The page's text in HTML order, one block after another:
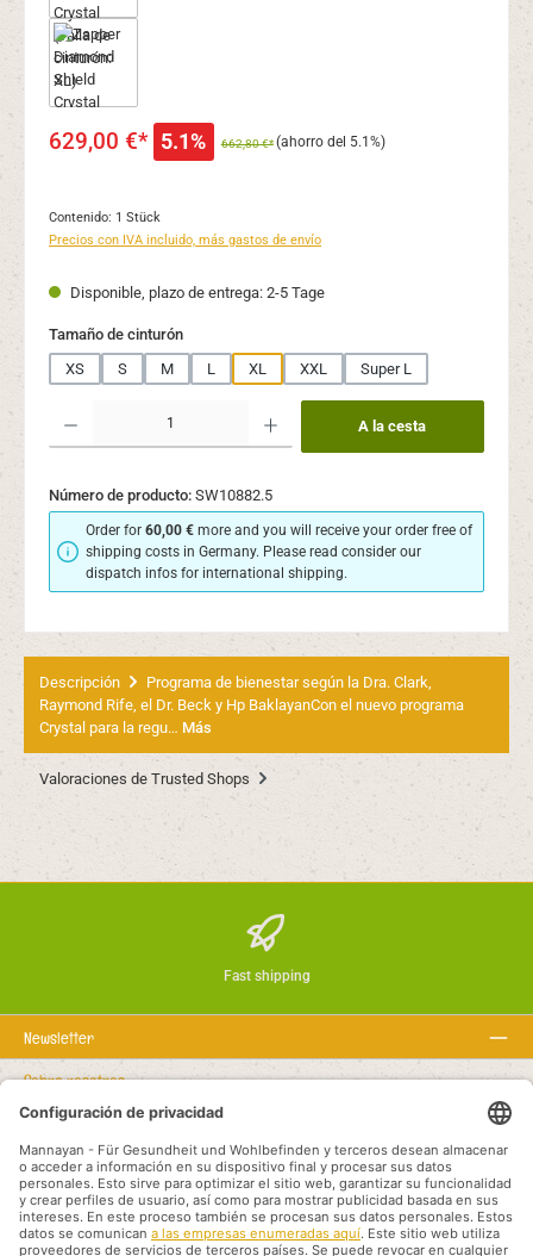
629,00 €* 5.1% 662,80 €* (ahorro del 5.1%)
Contenido: 1 Stück
Precios con IVA incluido, más gastos de envío
Disponible, plazo de entrega: 2-5 Tage
Seleccione
Tamaño de cinturón
XS
S M L XL XXL Super L
A la cesta
Número de producto: SW10882.5
Order for60,00 € more and you will receive your order free of
shipping costs in Germany. Please read consider our
dispatch infos for international shipping.
Descripción
Programa de bienestar según la Dra. Clark,
Raymond Rife, el Dr. Beck y Hp BaklayanCon el nuevo programa
Crystal para la regu… Más
Valoraciones de Trusted Shops
Fast shipping
Newsletter
Sobre nosotros
Textos legales
Línea de asistencia
Recommended links